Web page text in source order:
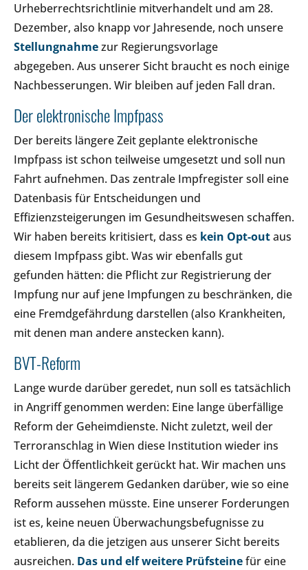
Urheberrechtsrichtlinie mitverhandelt und am 28.
Dezember, also knapp vor Jahresende, noch unsere
Stellungnahmezur Regierungsvorlage
abgegeben. Aus unserer Sicht braucht es noch einige
Nachbesserungen. Wir bleiben auf jeden Fall dran.
Der elektronische Impfpass
Der bereits längere Zeit geplante elektronische
Impfpass ist schon teilweise umgesetzt und soll nun
Fahrt aufnehmen. Das zentrale Impfregister soll eine
Datenbasis für Entscheidungen und
Effizienzsteigerungen im Gesundheitswesen schaffen.
Wir haben bereits kritisiert, dass es kein Opt-outaus
diesem Impfpass gibt. Was wir ebenfalls gut
gefunden hätten: die Pflicht zur Registrierung der
Impfung nur auf jene Impfungen zu beschränken, die
eine Fremdgefährdung darstellen (also Krankheiten,
mit denen man andere anstecken kann).
BVT-Reform
Lange wurde darüber geredet, nun soll es tatsächlich
in Angriff genommen werden: Eine lange überfällige
Reform der Geheimdienste. Nicht zuletzt, weil der
Terroranschlag in Wien diese Institution wieder ins
Licht der Öffentlichkeit gerückt hat. Wir machen uns
bereits seit längerem Gedanken darüber, wie so eine
Reform aussehen müsste. Eine unserer Forderungen
ist es, keine neuen Überwachungsbefugnisse zu
etablieren, da die jetzigen aus unserer Sicht bereits
ausreichen. Das und elf weitere Prüfsteinefür eine